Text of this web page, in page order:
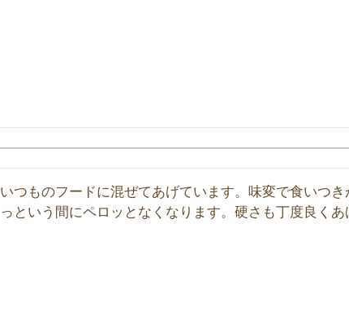
いつものフードに混ぜてあげています。味変で食いつ
っという間にペロッとなくなります。硬さも丁度良くあ